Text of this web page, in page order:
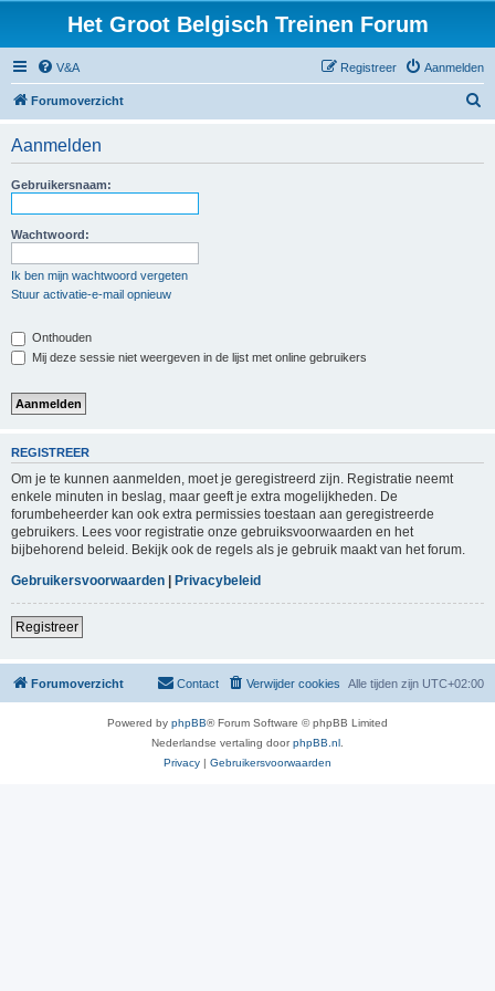
Het Groot Belgisch Treinen Forum
V&A Aanmelden
Registreer
Forumoverzicht
Aanmelden
Gebruikersnaam:
Wachtwoord:
Ik ben mijn wachtwoord vergeten
Stuur activatie-e-mail opnieuw
Onthouden
Mij deze sessie niet weergeven in de lijst met online gebruikers
REGISTREER
Om je te kunnen aanmelden, moet je geregistreerd zijn. Registratie neemt
enkele minuten in beslag, maar geeft je extra mogelijkheden. De
forumbeheerder kan ook extra permissies toestaan aan geregistreerde
gebruikers. Lees voor registratie onze gebruiksvoorwaarden en het
bijbehorend beleid. Bekijk ook de regels als je gebruik maakt van het forum.
Gebruikersvoorwaarden | Privacybeleid
Registreer
Forumoverzicht Alle tijden zijn UTC+02:00
Verwijder cookies
Contact
Powered by phpBB® Forum Software © phpBB Limited
Nederlandse vertaling doorphpBB.nl
Privacy | Gebruikersvoorwaarden